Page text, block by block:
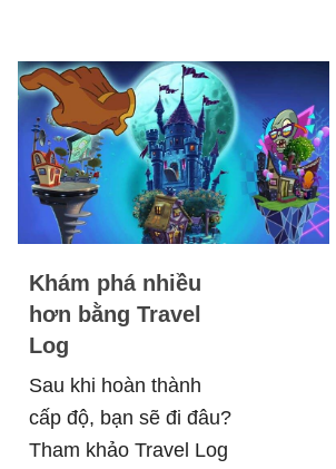
Khám phá nhiều
hơn bằng Travel
Log
Sau khi hoàn thành
cấp độ, bạn sẽ đi đâu?
Tham khảo Travel Log